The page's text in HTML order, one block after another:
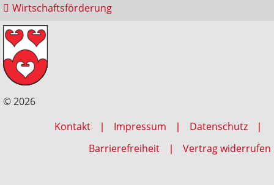
Wirtschaftsförderung
© 2026
Kontakt
Impressum
Datenschutz
Barrierefreiheit
Vertrag widerrufen